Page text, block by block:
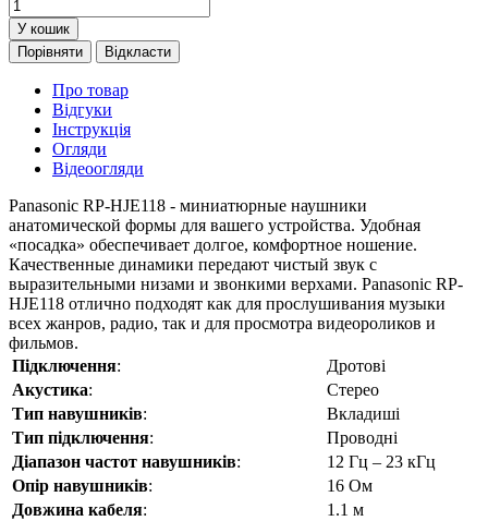
У кошик
Порівняти
Відкласти
Про товар
Відгуки
Інструкція
Огляди
Відеоогляди
Panasonic RP-HJE118 - миниатюрные наушники
анатомической формы для вашего устройства. Удобная
«посадка» обеспечивает долгое, комфортное ношение.
Качественные динамики передают чистый звук с
выразительными низами и звонкими верхами. Panasonic RP-
HJE118 отлично подходят как для прослушивания музыки
всех жанров, радио, так и для просмотра видеороликов и
фильмов.
Підключення:
Дротові
Акустика:
Стерео
Тип навушників:
Вкладиші
Тип підключення:
Проводні
Діапазон частот навушників:
12 Гц – 23 кГц
Опір навушників:
16 Oм
Довжина кабеля:
1.1 м